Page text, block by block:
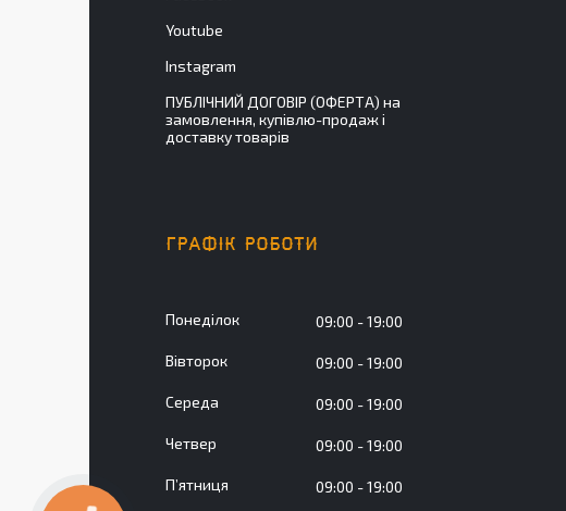
Youtube
Instagram
ПУБЛІЧНИЙ ДОГОВІР (ОФЕРТА) на
замовлення, купівлю-продаж і
доставку товарів
ГРАФІК РОБОТИ
Понеділок 09:00 19:00
Вівторок 09:00 19:00
Середа 09:00 19:00
Четвер 09:00 19:00
Пʼятниця 09:00 19:00